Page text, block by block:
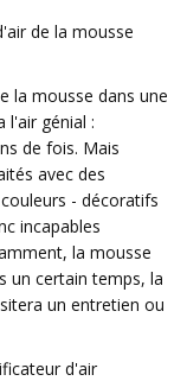
de la mousse
la mousse dans une
l'air génial :
de fois. Mais
avec des
- décoratifs
incapables
la mousse
un certain temps, la
un entretien ou
d'air